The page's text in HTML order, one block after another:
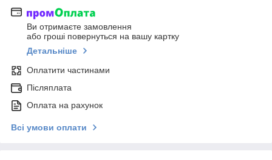
Ви отримаєте замовлення
або гроші повернуться на вашу картку
Детальніше
Оплатити частинами
Післяплата
Оплата на рахунок
Всі умови оплати